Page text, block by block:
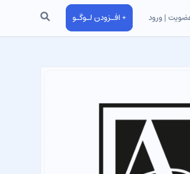
| ورود + افـزودن لـوگـو جستجو